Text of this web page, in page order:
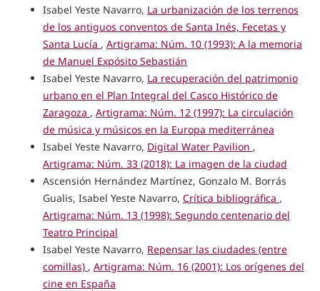
Isabel Yeste Navarro, La urbanización de los terrenos
de los antiguos conventos de Santa Inés, Fecetas y
Santa Lucía , Artigrama: Núm. 10 (1993): A la memoria
de Manuel Expósito Sebastián
Isabel Yeste Navarro, La recuperación del patrimonio
urbano en el Plan Integral del Casco Histórico de
Zaragoza , Artigrama: Núm. 12 (1997): La circulación
de música y músicos en la Europa mediterránea
Isabel Yeste Navarro, Digital Water Pavilion ,
Artigrama: Núm. 33 (2018): La imagen de la ciudad
Ascensión Hernández Martínez, Gonzalo M. Borrás
Gualis, Isabel Yeste Navarro, Crítica bibliográfica ,
Artigrama: Núm. 13 (1998): Segundo centenario del
Teatro Principal
Isabel Yeste Navarro, Repensar las ciudades (entre
comillas) , Artigrama: Núm. 16 (2001): Los orígenes del
cine en España